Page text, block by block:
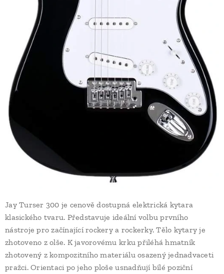
Jay Turser 300 je cenově dostupná elektrická kytara
klasického tvaru. Představuje ideální volbu prvního
nástroje pro začínající rockery a rockerky. Tělo kytary je
zhotoveno z olše. K javorovému krku přiléhá hmatník
zhotovený z kompozitního materiálu osazený jednadvaceti
pražci. Orientaci po jeho ploše usnadňují bílé poziční